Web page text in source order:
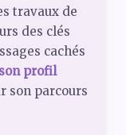
travaux de
des clés
cachés
profil
son parcours